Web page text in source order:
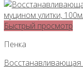
Быстрый просмотр
Пенка
Восстанавливающая